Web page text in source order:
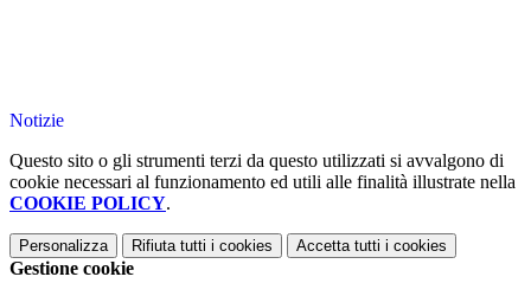
Notizie
Questo sito o gli strumenti terzi da questo utilizzati si avvalgono di
cookie necessari al funzionamento ed utili alle finalità illustrate nella
COOKIE POLICY.
Personalizza Rifiuta tutti i cookies Accetta tutti i cookies
Gestione cookie